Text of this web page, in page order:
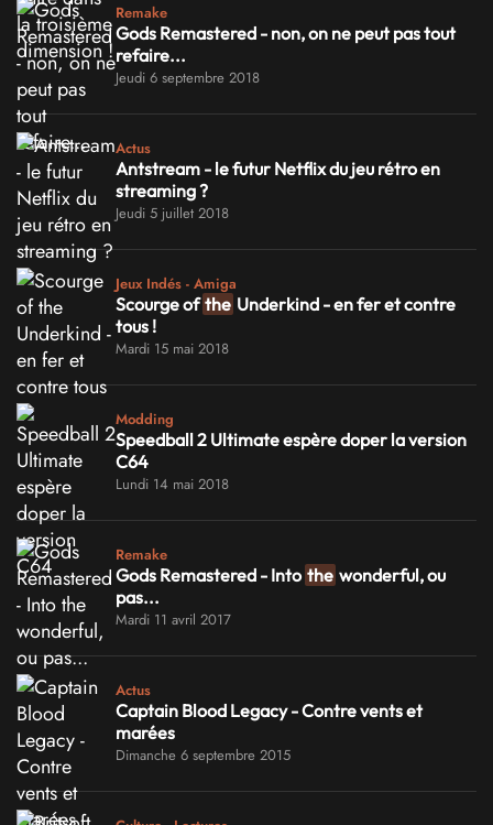
Remake
Gods Remastered - non, on ne peut pas tout
refaire...
Jeudi 6 septembre 2018
Actus
Antstream - le futur Netflix du jeu rétro en
streaming ?
Jeudi 5 juillet 2018
Jeux Indés - Amiga
Scourge ofthe Underkind - en fer et contre
tous !
Mardi 15 mai 2018
Modding
Speedball 2 Ultimate espère doper la version
C64
Lundi 14 mai 2018
Remake
Gods Remastered - Into the wonderful, ou
pas...
Mardi 11 avril 2017
Actus
Captain Blood Legacy - Contre vents et
marées
Dimanche 6 septembre 2015